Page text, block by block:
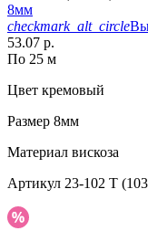
8мм
checkmark_alt_circle
53.07 р.
По 25 м
Цвет кремовый
Размер 8мм
Материал вискоза
Артикул 23-102 T